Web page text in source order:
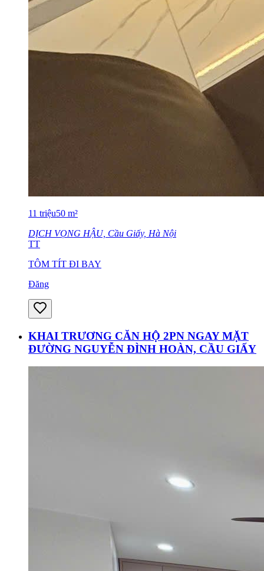
11 triệu50 m²
DỊCH VỌNG HẬU, Cầu Giấy, Hà Nội
TT
TÔM TÍT ĐI BAY
Đăng
KHAI TRƯƠNG CĂN HỘ 2PN NGAY MẶT
ĐƯỜNG NGUYỄN ĐÌNH HOÀN, CẦU GIẤY